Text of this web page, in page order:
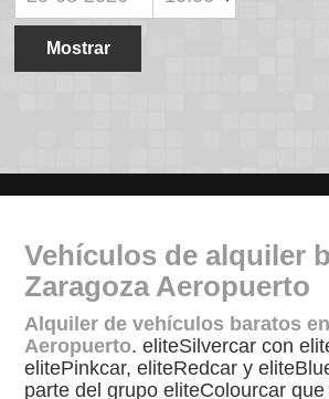
Vehículos de alquiler
Zaragoza Aeropuerto
Alquiler de vehículos baratos
Aeropuerto. eliteSilvercar con
elitePinkcar, eliteRedcar y
parte del grupo eliteColourcar